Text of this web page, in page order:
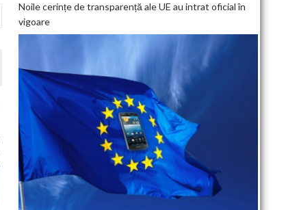
Noile cerințe de transparență ale UE au intrat oficial în
vigoare